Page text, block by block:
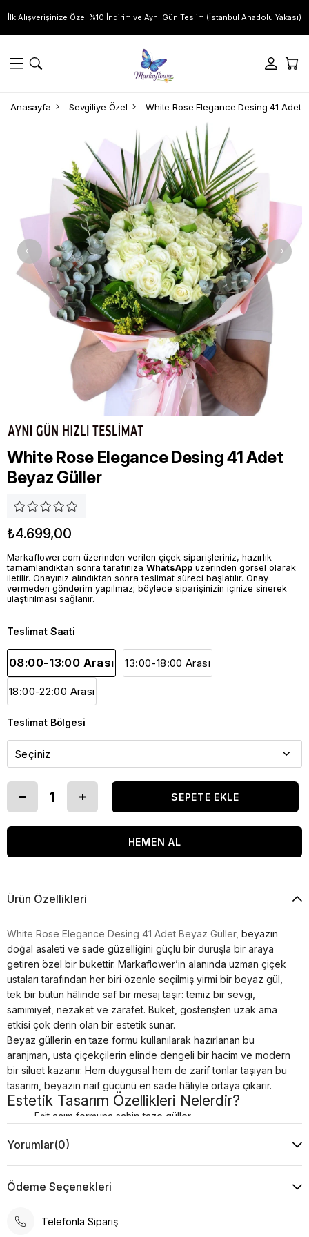
İlk Alışverişinize Özel %10 İndirim ve Aynı Gün Teslim (İstanbul Anadolu Yakası)
Anasayfa Sevgiliye Özel White Rose Elegance Desing 41 Adet
White Rose Elegance Desing 41 Adet
Beyaz Güller
₺4.699,00
Markaflower.com üzerinden verilen çiçek siparişleriniz, hazırlık
tamamlandıktan sonra tarafınıza WhatsApp üzerinden görsel olarak
iletilir. Onayınız alındıktan sonra teslimat süreci başlatılır. Onay
vermeden gönderim yapılmaz; böylece siparişinizin içinize sinerek
ulaştırılması sağlanır.
Teslimat Saati
08:00-13:00 Arası 13:00-18:00 Arası
18:00-22:00 Arası
Teslimat Bölgesi
Ürün Özellikleri
White Rose Elegance Desing 41 Adet Beyaz Güller, beyazın
doğal asaleti ve sade güzelliğini güçlü bir duruşla bir araya
getiren özel bir bukettir. Markaflower’in alanında uzman çiçek
ustaları tarafından her biri özenle seçilmiş yirmi bir beyaz gül,
tek bir bütün hâlinde saf bir mesaj taşır: temiz bir sevgi,
samimiyet, nezaket ve zarafet. Buket, gösterişten uzak ama
etkisi çok derin olan bir estetik sunar.
Beyaz güllerin en taze formu kullanılarak hazırlanan bu
aranjman, usta çiçekçilerin elinde dengeli bir hacim ve modern
bir siluet kazanır. Hem duygusal hem de zarif tonlar taşıyan bu
tasarım, beyazın naif gücünü en sade hâliyle ortaya çıkarır.
Estetik Tasarım Özellikleri Nelerdir?
Eşit açım formuna sahip taze güller
Beyazın tüm saflığını taşıyan modern bir görünüm
Bu buket, beyazın hiç eskimeyen zarafetini en saf hâliyle taşır.
Markaflower,White Rose Elegance Desing 41 Adet Beyaz
Yorumlar(0)
Ödeme Seçenekleri
Telefonla Sipariş